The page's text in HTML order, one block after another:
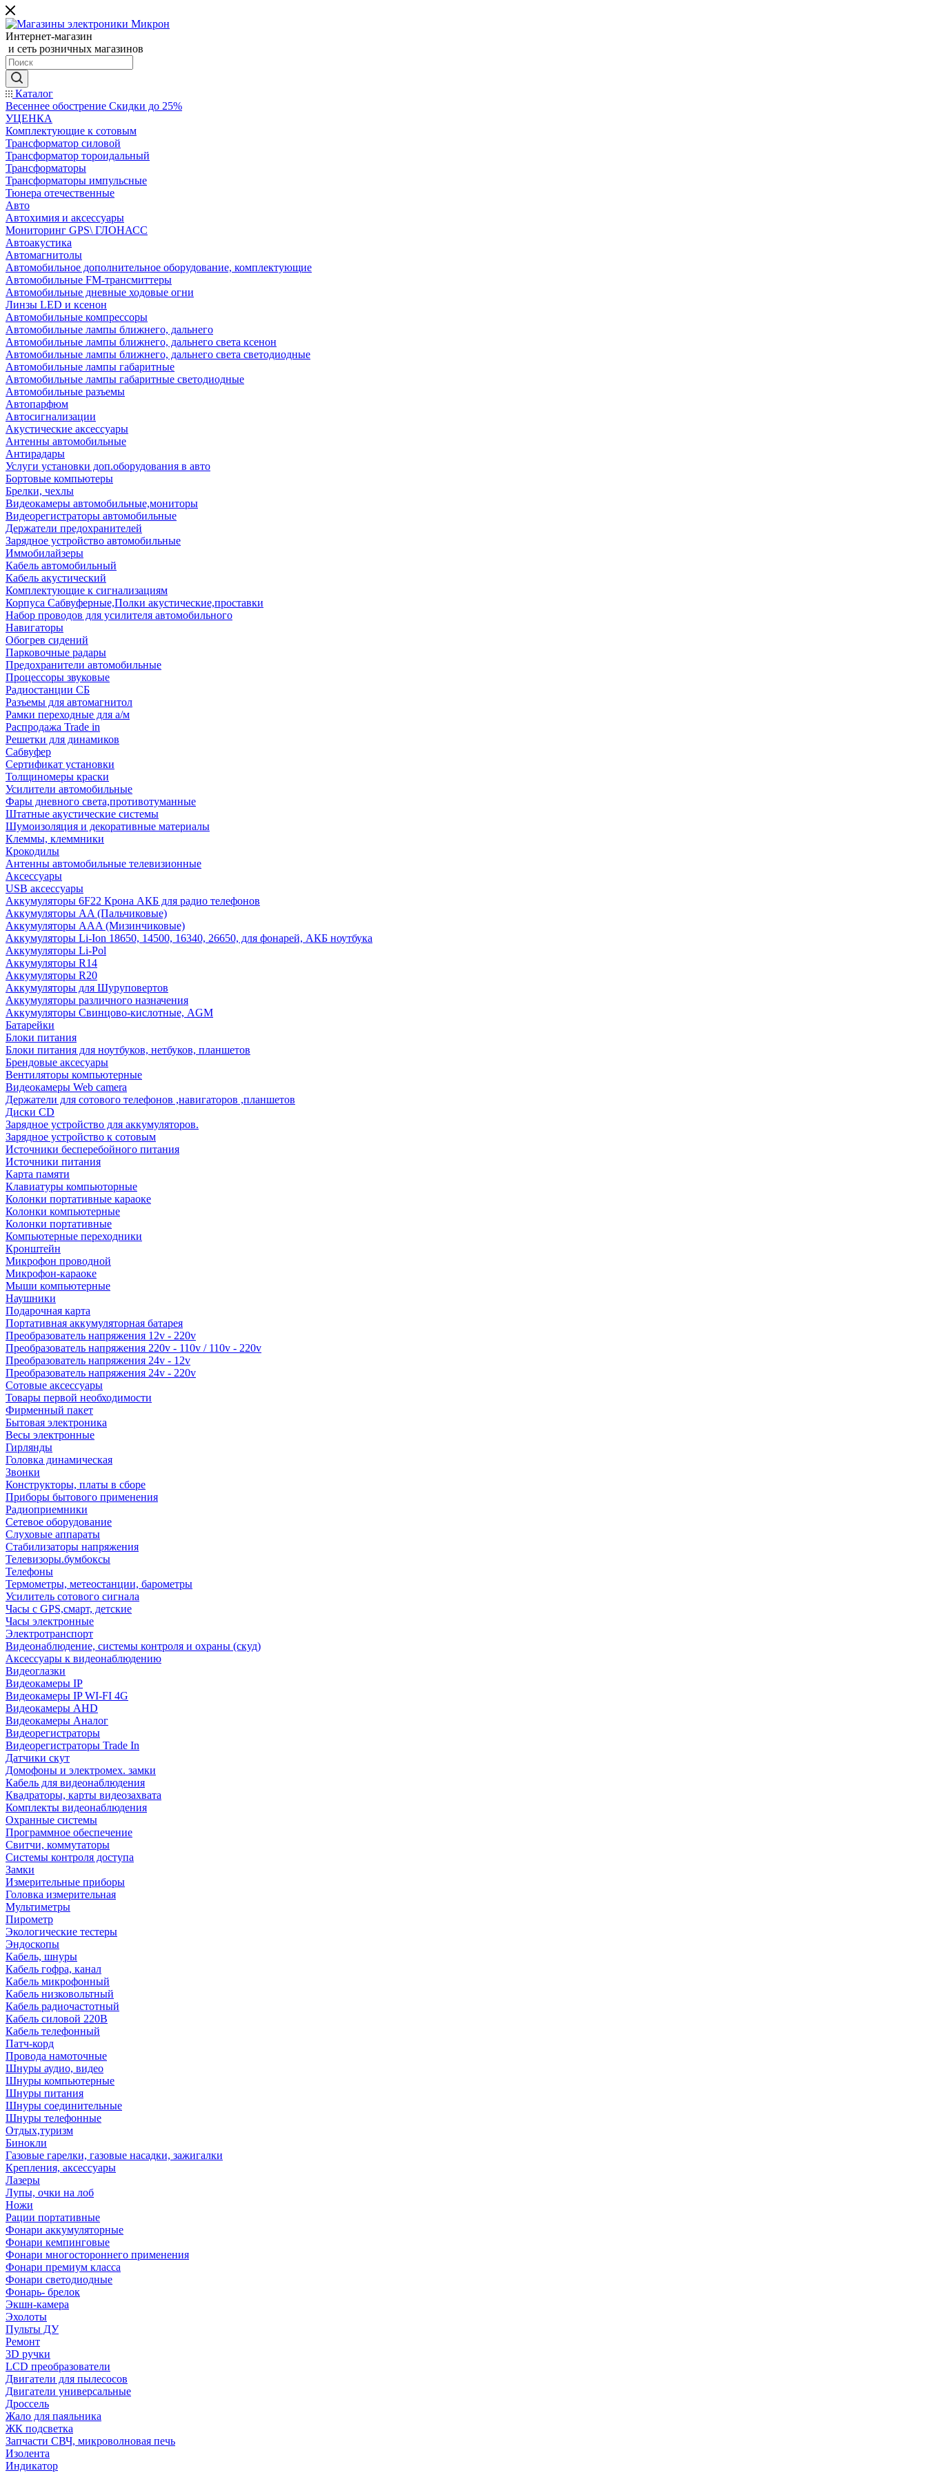
Интернет-магазин
и сеть розничных магазинов
Каталог
Весеннее обострение Скидки до 25%
УЦЕНКА
Комплектующие к сотовым
Трансформатор силовой
Трансформатор тороидальный
Трансформаторы
Трансформаторы импульсные
Тюнера отечественные
Авто
Автохимия и аксессуары
Мониторинг GPS\ ГЛОНАСС
Автоакустика
Автомагнитолы
Автомобильное дополнительное оборудование, комплектующие
Автомобильные FM-трансмиттеры
Автомобильные дневные ходовые огни
Линзы LED и ксенон
Автомобильные компрессоры
Автомобильные лампы ближнего, дальнего
Автомобильные лампы ближнего, дальнего света ксенон
Автомобильные лампы ближнего, дальнего света светодиодные
Автомобильные лампы габаритные
Автомобильные лампы габаритные светодиодные
Автомобильные разъемы
Автопарфюм
Автосигнализации
Акустические аксессуары
Антенны автомобильные
Антирадары
Услуги установки доп.оборудования в авто
Бортовые компьютеры
Брелки, чехлы
Видеокамеры автомобильные,мониторы
Видеорегистраторы автомобильные
Держатели предохранителей
Зарядное устройство автомобильные
Иммобилайзеры
Кабель автомобильный
Кабель акустический
Комплектующие к сигнализациям
Корпуса Сабвуферные,Полки акустические,проставки
Набор проводов для усилителя автомобильного
Навигаторы
Обогрев сидений
Парковочные радары
Предохранители автомобильные
Процессоры звуковые
Радиостанции СБ
Разъемы для автомагнитол
Рамки переходные для а/м
Распродажа Trade in
Решетки для динамиков
Сабвуфер
Сертификат установки
Толщиномеры краски
Усилители автомобильные
Фары дневного света,противотуманные
Штатные акустические системы
Шумоизоляция и декоративные материалы
Клеммы, клеммники
Крокодилы
Антенны автомобильные телевизионные
Аксессуары
USB аксессуары
Аккумуляторы 6F22 Крона АКБ для радио телефонов
Аккумуляторы AA (Пальчиковые)
Аккумуляторы AAA (Мизинчиковые)
Аккумуляторы Li-Ion 18650, 14500, 16340, 26650, для фонарей, АКБ ноутбука
Аккумуляторы Li-Pol
Аккумуляторы R14
Аккумуляторы R20
Аккумуляторы для Шуруповертов
Аккумуляторы различного назначения
Аккумуляторы Свинцово-кислотные, AGM
Батарейки
Блоки питания
Блоки питания для ноутбуков, нетбуков, планшетов
Брендовые аксесуары
Вентиляторы компьютерные
Видеокамеры Web camera
Держатели для сотового телефонов ,навигаторов ,планшетов
Диски CD
Зарядное устройство для аккумуляторов.
Зарядное устройство к сотовым
Источники бесперебойного питания
Источники питания
Карта памяти
Клавиатуры компьюторные
Колонки портативные караоке
Колонки компьютерные
Колонки портативные
Компьютерные переходники
Кронштейн
Микрофон проводной
Микрофон-караоке
Мыши компьютерные
Наушники
Подарочная карта
Портативная аккумуляторная батарея
Преобразователь напряжения 12v - 220v
Преобразователь напряжения 220v - 110v / 110v - 220v
Преобразователь напряжения 24v - 12v
Преобразователь напряжения 24v - 220v
Сотовые аксессуары
Товары первой необходимости
Фирменный пакет
Бытовая электроника
Весы электронные
Гирлянды
Головка динамическая
Звонки
Конструкторы, платы в сборе
Приборы бытового применения
Радиоприемники
Сетевое оборудование
Слуховые аппараты
Стабилизаторы напряжения
Телевизоры.бумбоксы
Телефоны
Термометры, метеостанции, барометры
Усилитель сотового сигнала
Часы с GPS,смарт, детские
Часы электронные
Электротранспорт
Видеонаблюдение, системы контроля и охраны (скуд)
Аксессуары к видеонаблюдению
Видеоглазки
Видеокамеры IP
Видеокамеры IP WI-FI 4G
Видеокамеры AHD
Видеокамеры Аналог
Видеорегистраторы
Видеорегистраторы Trade In
Датчики скут
Домофоны и электромех. замки
Кабель для видеонаблюдения
Квадраторы, карты видеозахвата
Комплекты видеонаблюдения
Охранные системы
Программное обеспечение
Свитчи, коммутаторы
Системы контроля доступа
Замки
Измерительные приборы
Головка измерительная
Мультиметры
Пирометр
Экологические тестеры
Эндоскопы
Кабель, шнуры
Кабель гофра, канал
Кабель микрофонный
Кабель низковольтный
Кабель радиочастотный
Кабель силовой 220В
Кабель телефонный
Патч-корд
Провода намоточные
Шнуры аудио, видео
Шнуры компьютерные
Шнуры питания
Шнуры соединительные
Шнуры телефонные
Отдых,туризм
Бинокли
Газовые гарелки, газовые насадки, зажигалки
Крепления, аксессуары
Лазеры
Лупы, очки на лоб
Ножи
Рации портативные
Фонари аккумуляторные
Фонари кемпинговые
Фонари многостороннего применения
Фонари премиум класса
Фонари светодиодные
Фонарь- брелок
Экшн-камера
Эхолоты
Пульты ДУ
Ремонт
3D ручки
LCD преобразователи
Двигатели для пылесосов
Двигатели универсальные
Дроссель
Жало для паяльника
ЖК подсветка
Запчасти СВЧ, микроволновая печь
Изолента
Индикатор